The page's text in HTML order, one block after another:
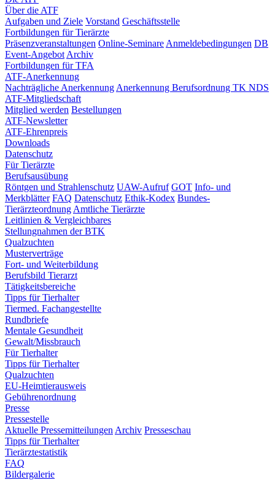
Über die ATF
Aufgaben und Ziele Vorstand Geschäftsstelle
Fortbildungen für Tierärzte
Präsenzveranstaltungen Online-Seminare Anmeldebedingungen DB
Event-Angebot Archiv
Fortbildungen für TFA
ATF-Anerkennung
Nachträgliche Anerkennung Anerkennung Berufsordnung TK NDS
ATF-Mitgliedschaft
Mitglied werden Bestellungen
ATF-Newsletter
ATF-Ehrenpreis
Downloads
Datenschutz
Für Tierärzte
Berufsausübung
Röntgen und Strahlenschutz UAW-Aufruf GOT Info- und
Merkblätter FAQ Datenschutz Ethik-Kodex Bundes-
Tierärzteordnung Amtliche Tierärzte
Leitlinien & Vergleichbares
Stellungnahmen der BTK
Qualzuchten
Musterverträge
Fort- und Weiterbildung
Berufsbild Tierarzt
Tätigkeitsbereiche
Tipps für Tierhalter
Tiermed. Fachangestellte
Rundbriefe
Mentale Gesundheit
Gewalt/Missbrauch
Für Tierhalter
Tipps für Tierhalter
Qualzuchten
EU-Heimtierausweis
Gebührenordnung
Presse
Pressestelle
Aktuelle Pressemitteilungen Archiv Presseschau
Tipps für Tierhalter
Tierärztestatistik
FAQ
Bildergalerie